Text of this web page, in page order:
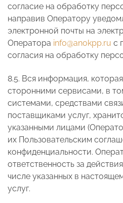
согласие на обработку
направив Оператору
электронной почты на
Оператора info@anokpp.ru с
согласия на обработку
8.5. Вся информация,
сторонними сервисами, в
системами, средствами
поставщиками услуг,
указанными лицами
их Пользовательским
конфиденциальности.
ответственность за
числе указанных в
услуг.